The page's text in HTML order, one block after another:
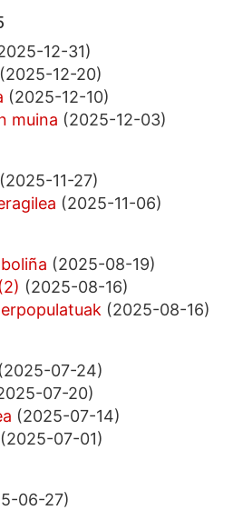
12-31)
(2025-12-20)
(2025-12-10)
muina (2025-12-03)
(2025-11-27)
(2025-11-06)
(2025-08-19)
(2025-08-16)
(2025-08-16)
(2025-07-24)
07-20)
(2025-07-14)
(2025-07-01)
06-27)